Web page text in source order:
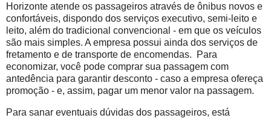
Horizonte atende os passageiros através de ônibus novos e
confortáveis, dispondo dos serviços executivo, semi-leito e
leito, além do tradicional convencional - em que os veículos
são mais simples. A empresa possui ainda dos serviços de
fretamento e de transporte de encomendas. Para
economizar, você pode comprar sua passagem com
antedência para garantir desconto - caso a empresa ofereça
promoção - e, assim, pagar um menor valor na passagem.
Para sanar eventuais dúvidas dos passageiros, está